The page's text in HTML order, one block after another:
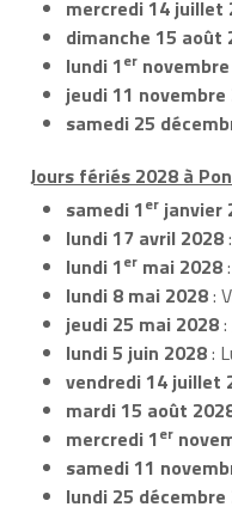
mercredi 14 juillet
dimanche 15 août
lundi 1er
jeudi 11 novembre
samedi 25
Jours fériés 2028 à
samedi 1er janvier
lundi 17 avril 2028
lundi 1er mai 2028
lundi 8 mai 2028:
jeudi 25 mai 2028:
lundi 5 juin 2028:
vendredi 14 juillet
mardi 15 août
mercredi 1er
samedi 11
lundi 25 décembre